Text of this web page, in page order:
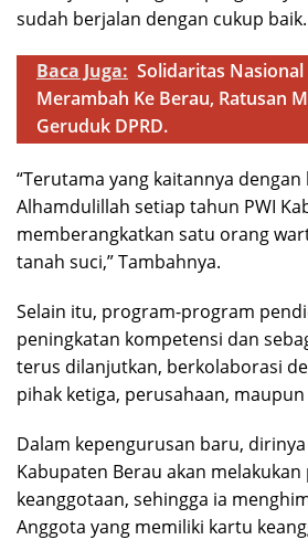
sudah berjalan dengan cukup baik.
Baca Juga: Solidaritas Nasional
Merambah Ke Berau, Ratusan
Geruduk DPRD.
“Terutama yang kaitannya
Alhamdulillah setiap tahun PWI
memberangkatkan satu orang
tanah suci,” Tambahnya.
Selain itu, program-program
peningkatan kompetensi dan
terus dilanjutkan, berkolaborasi
pihak ketiga, perusahaan,
Dalam kepengurusan baru,
Kabupaten Berau akan melakukan
keanggotaan, sehingga ia
Anggota yang memiliki kartu